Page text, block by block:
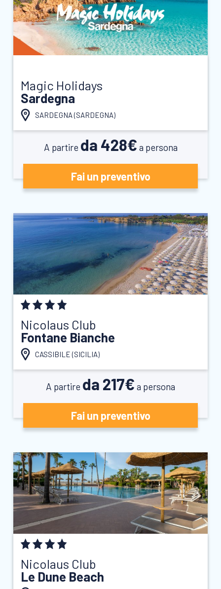
Magic Holidays
Sardegna
SARDEGNA (SARDEGNA)
A partire da 428€ a persona
Fai un preventivo
Nicolaus Club
Fontane Bianche
CASSIBILE (SICILIA)
A partire da 217€ a persona
Fai un preventivo
Nicolaus Club
Le Dune Beach